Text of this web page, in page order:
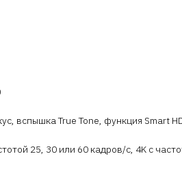
вспышка True Tone, функция Smart
25, 30 или 60 кадров/ с, 4K с